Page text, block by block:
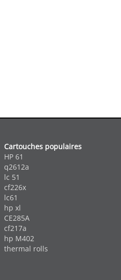
Cartouches populaires
HP 61
q2612a
lc 51
cf226x
lc61
hp xl
CE285A
cf217a
hp M402
thermal rolls